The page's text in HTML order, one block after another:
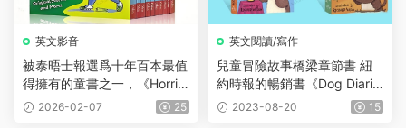
英文影音
被泰晤士報選爲十年百本最值
得擁有的童書之一，《Horrid
Henry 》淘氣包亨利系列，P
2026-02-07 25
英文閱讀/寫作
兒童冒險故事橋梁章節書 紐
約時報的暢銷書《Dog Diarie
s 狗狗日記》5冊 電子書mobi
2023-08-20 15